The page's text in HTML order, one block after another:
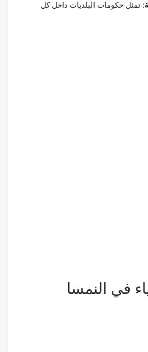
: تمثل حكومات البلديات داخل كل
في النمسا